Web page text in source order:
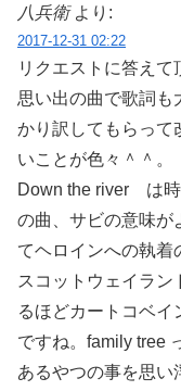
八兵衛 より:
2017-12-31 02:22
リクエストに答えて
思い出の曲で歌詞も
かり訳してもらって
いことが色々＾＾。
Down the river は時
の曲、サビの意味が
てヘロインへの執着
スコットウェイラン
るほどカートコベイ
ですね。family tree
あるやつの事を思い